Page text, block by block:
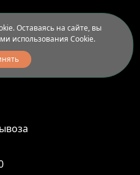
Оставаясь на сайте, вы
использования Cookie.